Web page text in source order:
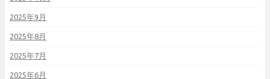
2025年9月
2025年8月
2025年7月
2025年6月